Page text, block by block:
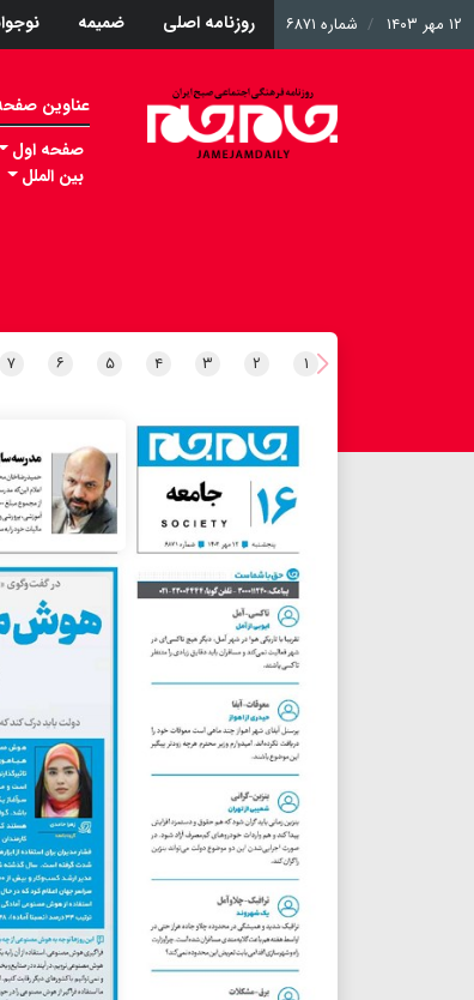
۱۲ مهر ۱۴۰۳ شماره ۶۸۷۱ روزنامه اصلی ضمیمه
عناوین
صفحه اول
بین الملل
۱ ۲ ۳ ۴ ۵ ۶ ۷